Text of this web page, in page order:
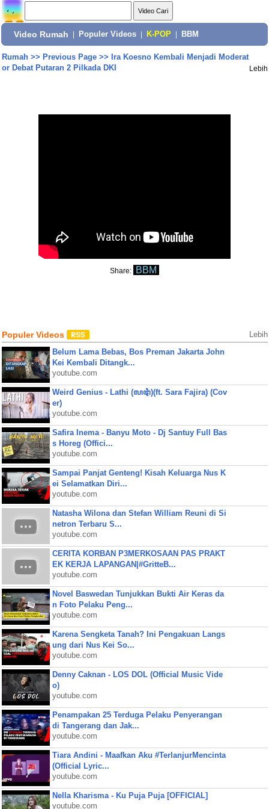
Video Rumah Populer Videos K-POP BBM
Rumah>> Previous Page>> Ira Koesno Kembali Menjadi Moderat
or Debat Putaran 2 Pilkada DKI
Lebih
Share: BBM
Populer Videos Lebih
Belum Lama Bebas, Bos Preman Jakarta John
Kei Kembali Ditangk...
youtube.com
Weird Genius - Lathi (ꦭꦛꦶ)(ft. Sara Fajira) (Cov
er)
youtube.com
Safira Inema - Banyu Moto - Dj Santuy Full Bas
s Horeg (Offici...
youtube.com
Sampai Panjat Genteng! Kisah Keluarga Nus K
ei Selamatkan Diri...
youtube.com
Natasha Wilona dan Stefan William Reuni di Si
netron Terbaru S...
youtube.com
CERITA KORBAN P3MERKOSAAN PAS PRAKT
EK KERJA LAPANGAN|#GritteB...
youtube.com
Novel Baswedan Tunjukkan Bukti Air Keras da
n Foto Pelaku Peng...
youtube.com
Karena Sengketa Tanah? Ini Pengakuan Langs
ung dari Nus Kei So...
youtube.com
Denny Caknan - LOS DOL (Official Music Vide
o)
youtube.com
Penampakan 25 Terduga Pelaku Penyerangan
di Tangerang dan Jak...
youtube.com
Tiara Andini - Maafkan Aku #TerlanjurMencinta
(Official Lyric...
youtube.com
Nella Kharisma - Ku Puja Puja [OFFICIAL]
youtube.com